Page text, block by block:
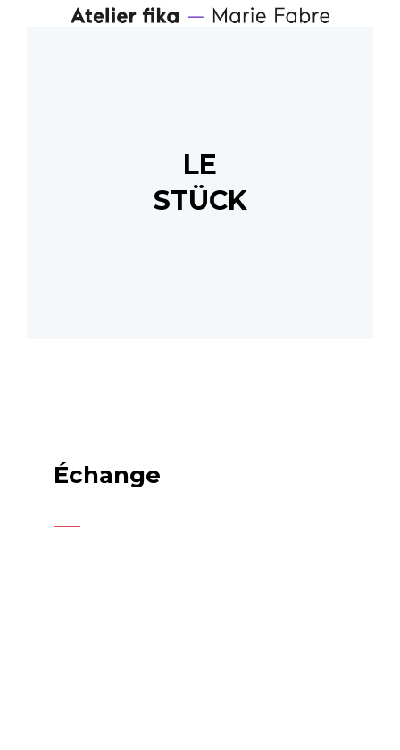
LE
STÜCK
Échange